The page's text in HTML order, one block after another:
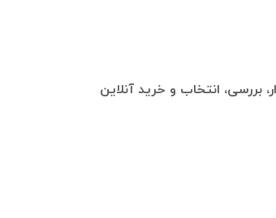
بررسی، انتخاب و خرید آنلاین